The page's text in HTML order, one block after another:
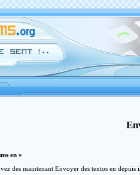
en »
des maintenant Envoyer des textos en depuis